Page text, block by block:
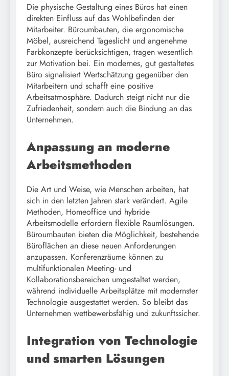
Die physische Gestaltung eines Büros hat einen
direkten Einfluss auf das Wohlbefinden der
Mitarbeiter. Büroumbauten, die ergonomische
Möbel, ausreichend Tageslicht und angenehme
Farbkonzepte berücksichtigen, tragen wesentlich
zur Motivation bei. Ein modernes, gut gestaltetes
Büro signalisiert Wertschätzung gegenüber den
Mitarbeitern und schafft eine positive
Arbeitsatmosphäre. Dadurch steigt nicht nur die
Zufriedenheit, sondern auch die Bindung an das
Unternehmen.
Anpassung an moderne
Arbeitsmethoden
Die Art und Weise, wie Menschen arbeiten, hat
sich in den letzten Jahren stark verändert. Agile
Methoden, Homeoffice und hybride
Arbeitsmodelle erfordern flexible Raumlösungen.
Büroumbauten bieten die Möglichkeit, bestehende
Büroflächen an diese neuen Anforderungen
anzupassen. Konferenzräume können zu
multifunktionalen Meeting- und
Kollaborationsbereichen umgestaltet werden,
während individuelle Arbeitsplätze mit modernster
Technologie ausgestattet werden. So bleibt das
Unternehmen wettbewerbsfähig und zukunftssicher.
Integration von Technologie
und smarten Lösungen